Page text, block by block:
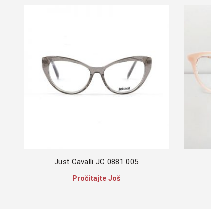
Just Cavalli JC 0881 005
Pročitajte Još